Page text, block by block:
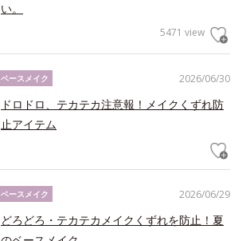
い。
5471 view
2026/06/30
ベースメイク
ドロドロ、テカテカ注意報！メイクくずれ防
止アイテム
2026/06/29
ベースメイク
どろどろ・テカテカメイクくずれを防止！夏